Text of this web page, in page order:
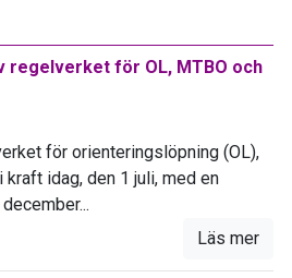
regelverket för OL, MTBO och
för orienteringslöpning (OL),
kraft idag, den 1 juli, med en
Läs mer